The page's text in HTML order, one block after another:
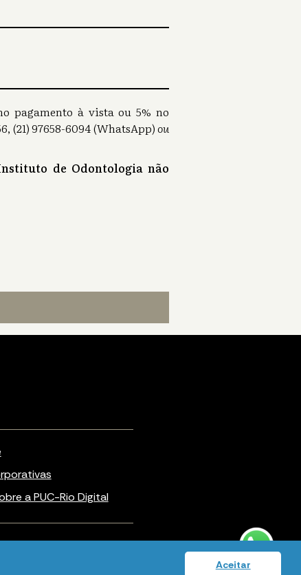
Aceitar
pagamento à vista ou 5% no
(21) 97658-6094 (WhatsApp)ou
de Odontologia não
a PUC-Rio Digital